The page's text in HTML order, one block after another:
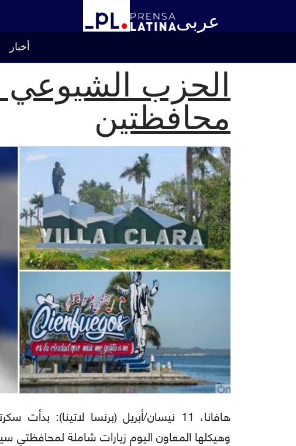
عربى
أخبار
الحزب الشيوعي
محافظتين
هافانا، 11 نيسان/أبريل (برنسا لاتينا):
وهيكلها المعاون اليوم زيارات شاملة لمحافظتي